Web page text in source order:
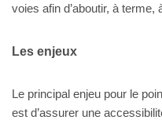
voies afin d’aboutir, à terme,
Les enjeux
Le principal enjeu pour le
est d’assurer une